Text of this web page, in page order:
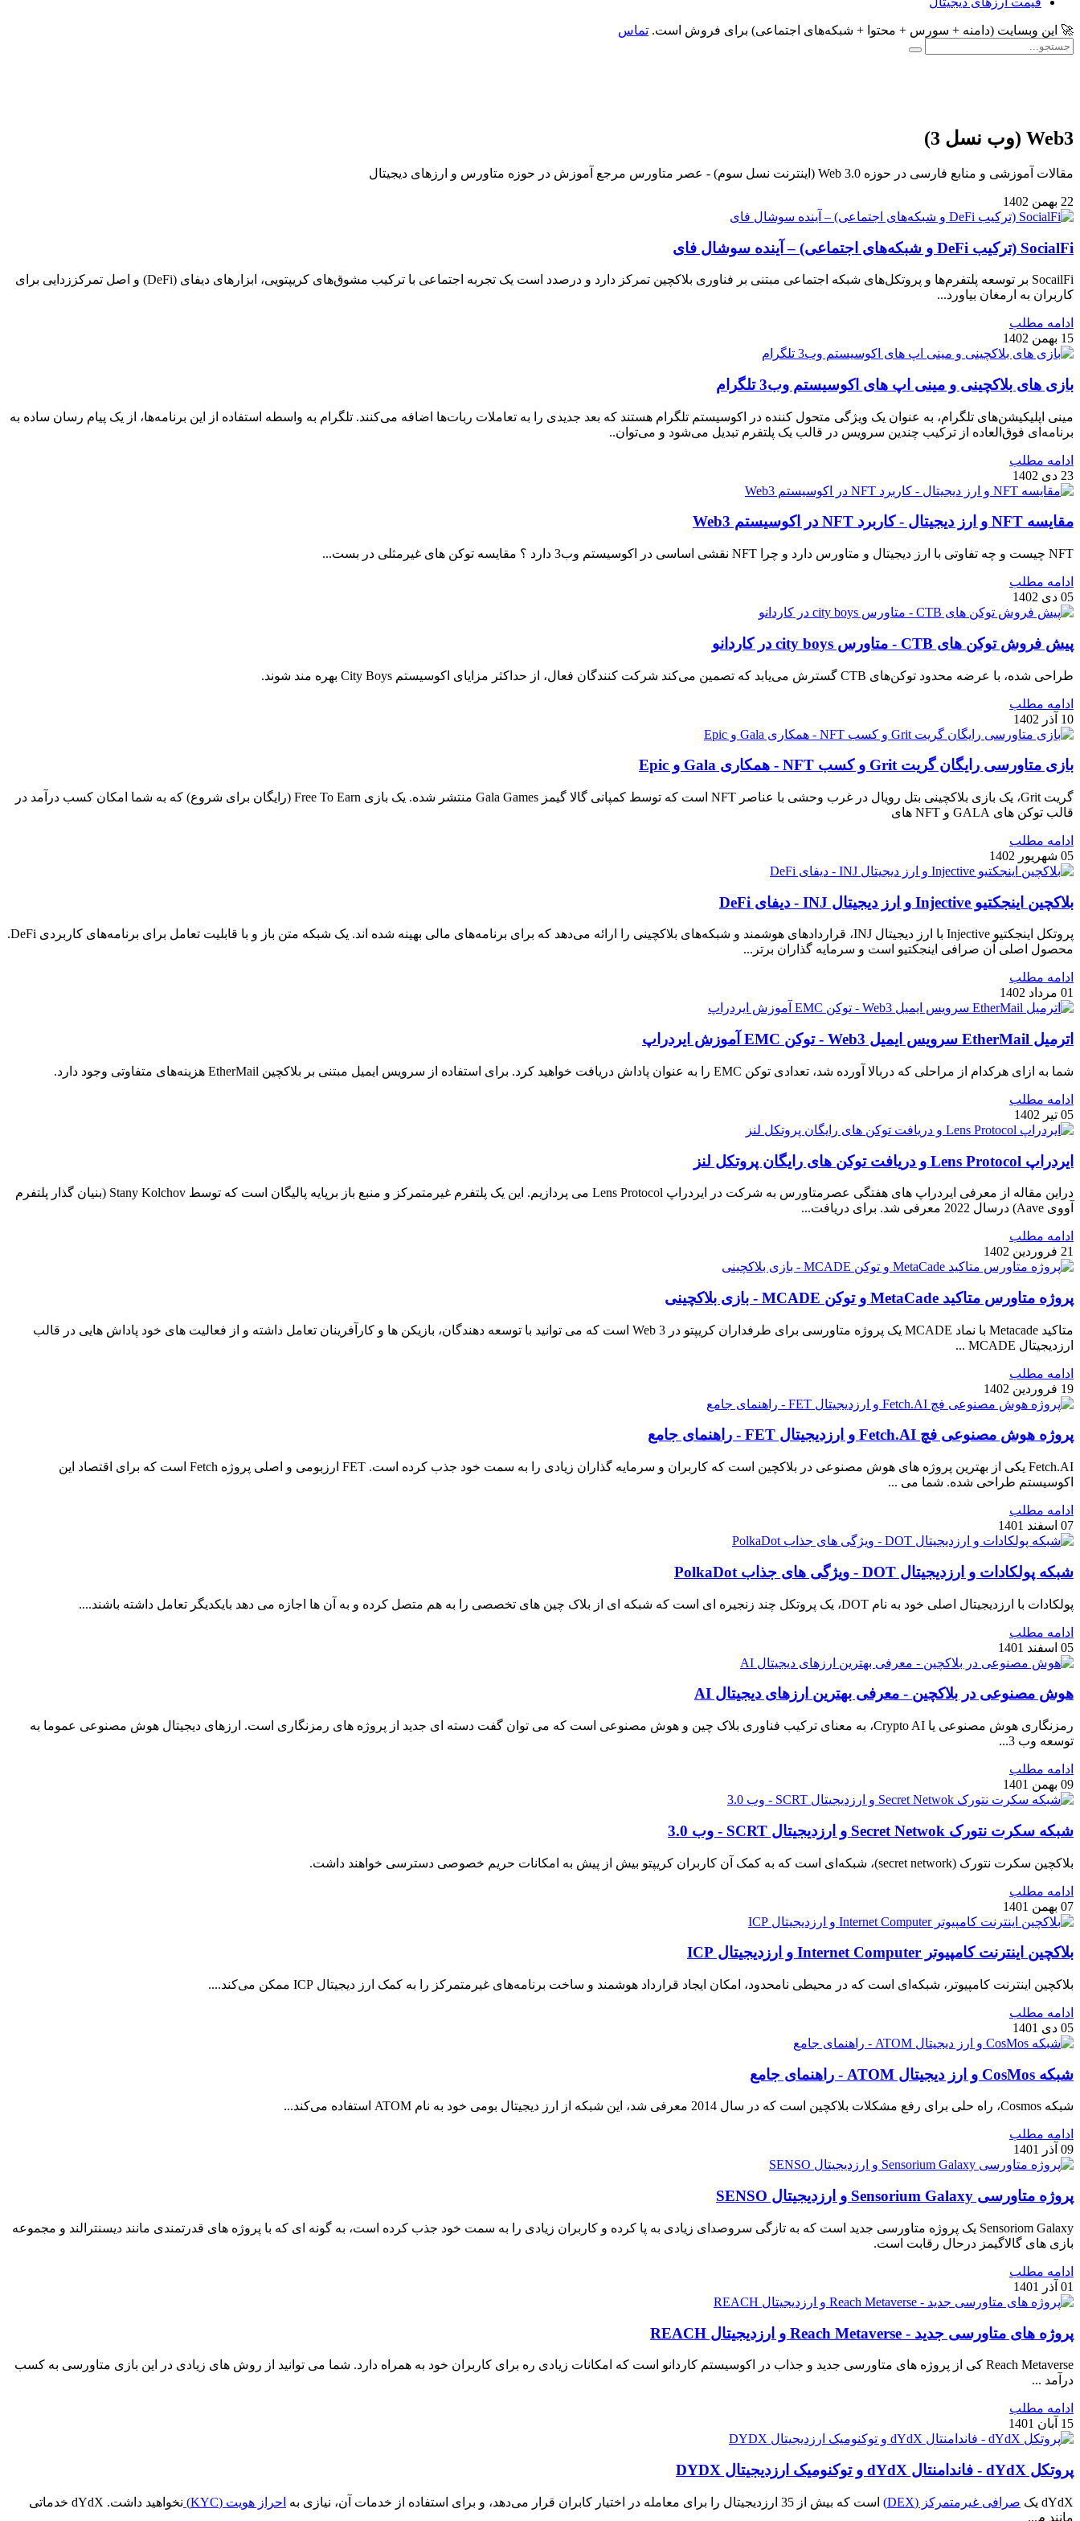
🚀 این وبسایت (دامنه + سورس + محتوا + شبکه‌های اجتماعی) برای فروش است. تماس
Web3 (وب نسل 3)
مقالات آموزشی و منابع فارسی در حوزه Web 3.0 (اینترنت نسل سوم) - عصر متاورس مرجع آموزش در حوزه متاورس و ارزهای دیجیتال
22 بهمن 1402
SocialFi (ترکیب DeFi و شبکه‌های اجتماعی) – آینده سوشال فای
SocailFi بر توسعه پلتفرم‌ها و پروتکل‌های شبکه اجتماعی مبتنی بر فناوری بلاکچین تمرکز دارد و درصدد است یک تجربه اجتماعی با ترکیب مشوق‌های کریپتویی، ابزارهای دیفای (DeFi) و اصل تمرکززدایی برای
کاربران به ارمغان بیاورد...
ادامه مطلب
15 بهمن 1402
بازی های بلاکچینی و مینی اپ های اکوسیستم وب3 تلگرام
مینی اپلیکیشن‌های تلگرام، به عنوان یک ویژگی متحول کننده در اکوسیستم تلگرام هستند که بعد جدیدی را به تعاملات ربات‌ها اضافه می‌کنند. تلگرام به واسطه استفاده از این برنامه‌ها، از یک پیام رسان ساده به
برنامه‌ای فوق‌العاده از ترکیب چندین سرویس در قالب یک پلتفرم تبدیل می‌شود و می‌توان..
ادامه مطلب
23 دی 1402
مقایسه NFT و ارز دیجیتال - کاربرد NFT در اکوسیستم Web3
NFT چیست و چه تفاوتی با ارز دیجیتال و متاورس دارد و چرا NFT نقشی اساسی در اکوسیستم وب3 دارد ؟ مقایسه توکن های غیرمثلی در بست...
ادامه مطلب
05 دی 1402
پیش فروش توکن های CTB - متاورس city boys در کاردانو
طراحی شده، با عرضه محدود توکن‎‎‎‎‎‎‎‎های CTB گسترش می‎‎‎‎‎‎یابد که تصمین می‎‎‎‎‎‎کند شرکت کنندگان فعال، از حداکثر مزایای اکوسیستم City Boys بهره مند شوند.
ادامه مطلب
10 آذر 1402
بازی متاورسی رایگان گریت Grit و کسب NFT - همکاری Gala و Epic
گریت Grit، یک بازی بلاکچینی بتل رویال در غرب وحشی با عناصر NFT است که توسط کمپانی گالا گیمز Gala Games منتشر شده. یک بازی Free To Earn (رایگان برای شروع) که به شما امکان کسب درآمد در
قالب توکن های GALA و NFT های
ادامه مطلب
05 شهریور 1402
بلاکچین اینجکتیو Injective و ارز دیجیتال INJ - دیفای DeFi
پروتکل اینجکتیو Injective با ارز دیجیتال INJ، قراردادهای هوشمند و شبکه‎‎‎‎‎‎‎های بلاکچینی را ارائه می‎‎‎‎‎‎دهد که برای برنامه‎‎‎‎‎‎‎های مالی بهینه شده اند. یک شبکه متن باز و با قابلیت تعامل برای برنامه‎‎‎‎‎‎‎های کاربردی DeFi.
محصول اصلی آن صرافی اینجکتیو است و سرمایه گذاران برتر...
ادامه مطلب
01 مرداد 1402
اترمیل EtherMail سرویس ایمیل Web3 - توکن EMC آموزش ایردراپ
شما به ازای هرکدام از مراحلی که دربالا آورده شد، تعدادی توکن EMC را به عنوان پاداش دریافت خواهید کرد. برای استفاده از سرویس ایمیل مبتنی بر بلاکچین EtherMail هزینه‎‎‎‎‎‎های متفاوتی وجود دارد.
ادامه مطلب
05 تیر 1402
ایردراپ Lens Protocol و دریافت توکن های رایگان پروتکل لنز
دراین مقاله از معرفی ایردراپ های هفتگی عصرمتاورس به شرکت در ایردراپ Lens Protocol می پردازیم. این یک پلتفرم غیرمتمرکز و منبع باز برپایه پالیگان است که توسط Stany Kolchov (بنیان گذار پلتفرم
آووی Aave) درسال 2022 معرفی شد. برای دریافت...
ادامه مطلب
21 فروردین 1402
پروژه متاورس متاکید MetaCade و توکن MCADE - بازی بلاکچینی
متاکید Metacade با نماد MCADE یک پروژه متاورسی برای طرفداران کریپتو در Web 3 است که می توانید با توسعه دهندگان، بازیکن ها و کارآفرینان تعامل داشته و از فعالیت های خود پاداش هایی در قالب
ارزدیجیتال MCADE ...
ادامه مطلب
19 فروردین 1402
پروژه هوش مصنوعی فچ Fetch.AI و ارزدیجیتال FET - راهنمای جامع
Fetch.AI یکی از بهترین پروژه های هوش مصنوعی در بلاکچین است که کاربران و سرمایه گذاران زیادی را به سمت خود جذب کرده است. FET ارزبومی و اصلی پروژه Fetch است که برای اقتصاد این
اکوسیستم طراحی شده. شما می ...
ادامه مطلب
07 اسفند 1401
شبکه پولکادات و ارزدیجیتال DOT - ویژگی های جذاب PolkaDot
پولکادات با ارزدیجیتال اصلی خود به نام DOT، یک پروتکل چند زنجیره ای است که شبکه ای از بلاک چین های تخصصی را به هم متصل کرده و به آن ها اجازه می دهد بایکدیگر تعامل داشته باشند....
ادامه مطلب
05 اسفند 1401
هوش مصنوعی در بلاکچین - معرفی بهترین ارزهای دیجیتال AI
رمزنگاری هوش مصنوعی یا Crypto AI، به معنای ترکیب فناوری بلاک چین و هوش مصنوعی است که می توان گفت دسته ای جدید از پروژه های رمزنگاری است. ارزهای دیجیتال هوش مصنوعی عموما به
توسعه وب 3...
ادامه مطلب
09 بهمن 1401
شبکه سکرت نتورک Secret Netwok و ارزدیجیتال SCRT - وب 3.0
بلاکچین سکرت نتورک (secret network)، شبکه‌ای است که به کمک آن کاربران کریپتو بیش از پیش به امکانات حریم خصوصی دسترسی خواهند داشت.
ادامه مطلب
07 بهمن 1401
بلاکچین اینترنت کامپیوتر Internet Computer و ارزدیجیتال ICP
بلاکچین اینترنت کامپیوتر، شبکه‌ای است که در محیطی نامحدود، امکان ایجاد قرارداد هوشمند و ساخت برنامه‌های غیرمتمرکز را به کمک ارز دیجیتال ICP ممکن می‌کند....
ادامه مطلب
05 دی 1401
شبکه CosMos و ارز دیجیتال ATOM - راهنمای جامع
شبکه Cosmos، راه حلی برای رفع مشکلات بلاکچین است که در سال 2014 معرفی شد، این شبکه از ارز دیجیتال بومی خود به نام ATOM استفاده می‌کند...
ادامه مطلب
09 آذر 1401
پروژه متاورسی Sensorium Galaxy و ارزدیجیتال SENSO
Sensoriom Galaxy یک پروژه متاورسی جدید است که به تازگی سروصدای زیادی به پا کرده و کاربران زیادی را به سمت خود جذب کرده است، به گونه ای که با پروژه های قدرتمندی مانند دیسنترالند و مجموعه
بازی های گالاگیمز درحال رقابت است.
ادامه مطلب
01 آذر 1401
پروژه های متاورسی جدید - Reach Metaverse و ارزدیجیتال REACH
Reach Metaverse کی از پروژه های متاورسی جدید و جذاب در اکوسیستم کاردانو است که امکانات زیادی ره برای کاربران خود به همراه دارد. شما می توانید از روش های زیادی در این بازی متاورسی به کسب
درآمد ...
ادامه مطلب
15 آبان 1401
پروتکل dYdX - فاندامنتال dYdX و توکنومیک ارزدیجیتال DYDX
dYdX یک صرافی غیرمتمرکز (DEX) است که بیش از 35 ارزدیجیتال را برای معامله در اختیار کابران قرار می‎‎‎‎‎‎دهد، و برای استفاده از خدمات آن، نیازی به احراز هویت (KYC)
نخواهید داشت. dYdX خدماتی
مانند م...